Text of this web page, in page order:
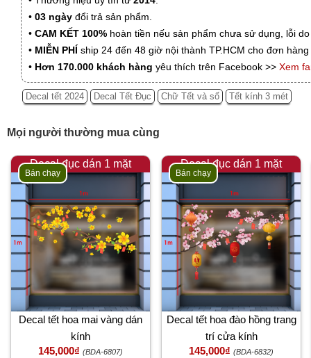
• 03 ngày đổi trả sản phẩm.
• CAM KẾT 100% hoàn tiền nếu sản phẩm chưa sử dụng, lỗi
• MIỄN PHÍ ship 24 đến 48 giờ nội thành TP.HCM cho đơn
• Hơn 170.000 khách hàng yêu thích trên Facebook >> Xem
Decal tết 2024 Decal Tết Đục Chữ Tết và số Tết kính 3 mét
Mọi người thường mua cùng
Decal đục dán 1 mặt
Bán chạy
Decal tết hoa mai vàng dán
kính
145,000₫ (BDA-6807)
Decal đục dán 1 mặt
Bán chạy
Decal tết hoa đào hồng trang
trí cửa kính
145,000₫ (BDA-6832)